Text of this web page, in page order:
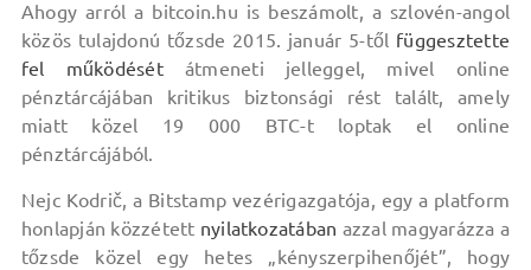
Ahogy arról a bitcoin.hu is beszámolt, a szlovén-angol
közös tulajdonú tőzsde 2015. január 5-től függesztette
fel működésétátmeneti jelleggel, mivel online
pénztárcájában kritikus biztonsági rést talált, amely
miatt közel 19 000 BTC-t loptak el online
pénztárcájából.
Nejc Kodrič, a Bitstamp vezérigazgatója, egy a platform
honlapján közzétett nyilatkozatában azzal magyarázza a
tőzsde közel egy hetes „kényszerpihenőjét”, hogy